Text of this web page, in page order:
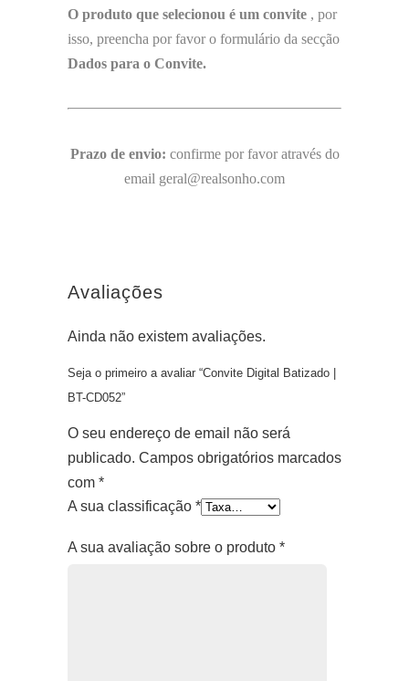
O produto que selecionou é um convite , por
isso, preencha por favor o formulário da secção
Dados para o Convite.
Prazo de envio: confirme por favor através do
email geral@realsonho.com
Avaliações
Ainda não existem avaliações.
Seja o primeiro a avaliar “Convite Digital Batizado |
BT-CD052”
O seu endereço de email não será
publicado. Campos obrigatórios marcados
com *
A sua classificação *
A sua avaliação sobre o produto *